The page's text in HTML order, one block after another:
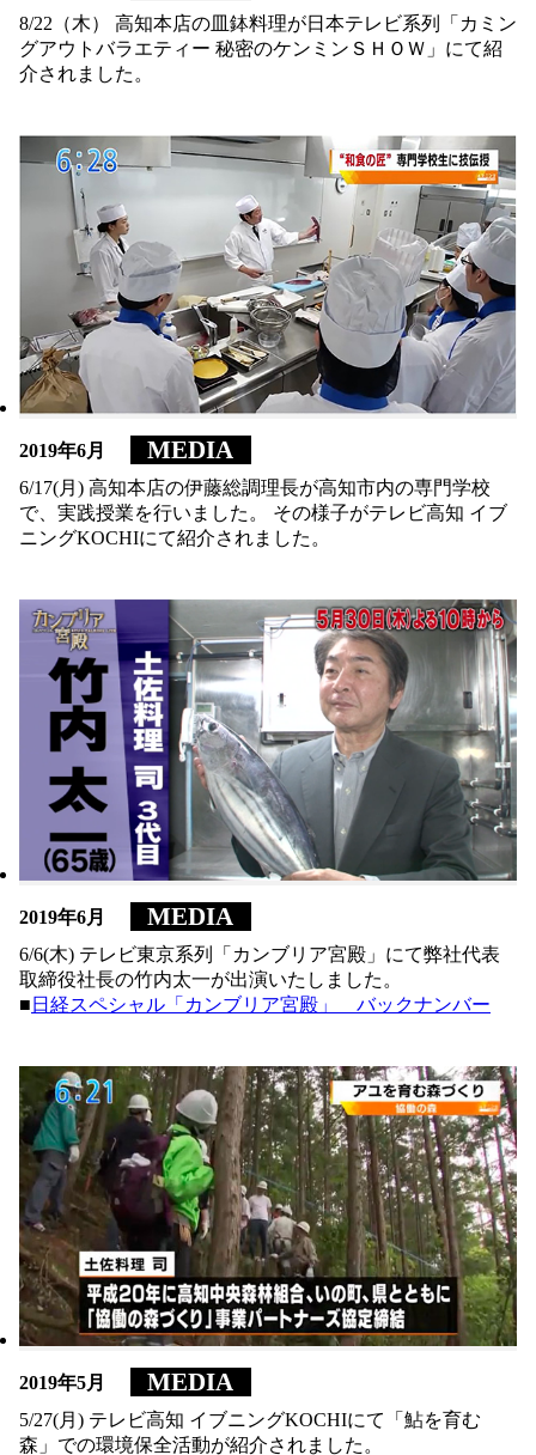
8/22（木） 高知本店の皿鉢料理が日本テレビ系列「カミン
グアウトバラエティー 秘密のケンミンＳＨＯＷ」にて紹
介されました。
2019年6月 MEDIA
6/17(月) 高知本店の伊藤総調理長が高知市内の専門学校
で、実践授業を行いました。 その様子がテレビ高知 イブ
ニングKOCHIにて紹介されました。
2019年6月 MEDIA
6/6(木) テレビ東京系列「カンブリア宮殿」にて弊社代表
取締役社長の竹内太一が出演いたしました。
■ 日経スペシャル「カンブリア宮殿」 バックナンバー
2019年5月 MEDIA
5/27(月) テレビ高知 イブニングKOCHIにて「鮎を育む
森」での環境保全活動が紹介されました。
8/22（木） 高知本店の皿鉢料理が日本テレビ系列「カミン
グアウトバラエティー 秘密のケンミンＳＨＯＷ」にて紹
介されました。
2019年6月 MEDIA
6/17(月) 高知本店の伊藤総調理長が高知市内の専門学校
で、実践授業を行いました。 その様子がテレビ高知 イブ
ニングKOCHIにて紹介されました。
2019年6月 MEDIA
6/6(木) テレビ東京系列「カンブリア宮殿」にて弊社代表
取締役社長の竹内太一が出演いたしました。
■ 日経スペシャル「カンブリア宮殿」 バックナンバー
2019年5月 MEDIA
5/27(月) テレビ高知 イブニングKOCHIにて「鮎を育む
森」での環境保全活動が紹介されました。